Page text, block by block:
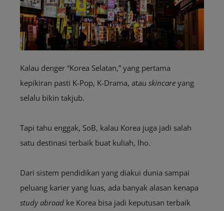
Kalau denger “Korea Selatan,” yang pertama
kepikiran pasti K-Pop, K-Drama, atau skincare yang
selalu bikin takjub.
Tapi tahu enggak, SoB, kalau Korea juga jadi salah
satu destinasi terbaik buat kuliah, lho.
Dari sistem pendidikan yang diakui dunia sampai
peluang karier yang luas, ada banyak alasan kenapa
study abroad ke Korea bisa jadi keputusan terbaik